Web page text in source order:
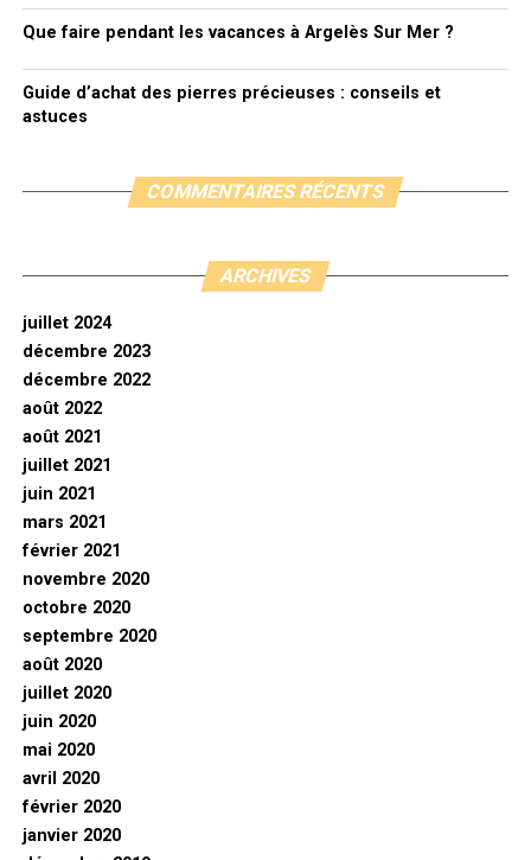
Que faire pendant les vacances à Argelès Sur Mer ?
Guide d’achat des pierres précieuses : conseils et
astuces
COMMENTAIRES RÉCENTS
ARCHIVES
juillet 2024
décembre 2023
décembre 2022
août 2022
août 2021
juillet 2021
juin 2021
mars 2021
février 2021
novembre 2020
octobre 2020
septembre 2020
août 2020
juillet 2020
juin 2020
mai 2020
avril 2020
février 2020
janvier 2020